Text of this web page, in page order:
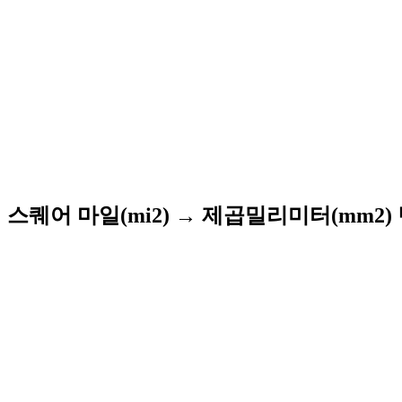
스퀘어 마일(mi2) → 제곱밀리미터(mm2)